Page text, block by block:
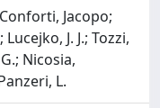
Jacopo;
J. J.; Tozzi,
Nicosia,
L.